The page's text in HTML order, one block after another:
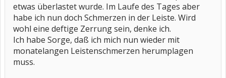
etwas überlastet wurde. Im Laufe des Tages aber
habe ich nun doch Schmerzen in der Leiste. Wird
wohl eine deftige Zerrung sein, denke ich.
Ich habe Sorge, daß ich mich nun wieder mit
monatelangen Leistenschmerzen herumplagen
muss.